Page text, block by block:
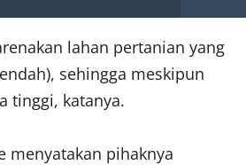
lahan pertanian yang
sehingga meskipun
tinggi, katanya.
menyatakan pihaknya